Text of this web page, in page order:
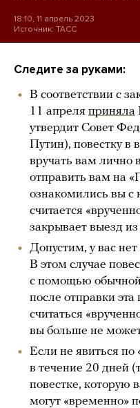
18:10, 11 апрель 2023
Источник: ТАСС
Следите за руками:
В соответствии с
11 апреля приняла
утвердит Совет
Путин), повестку в
вручать вам лично
отправить вам на
ознакомились вы с
считается
закрывает выезд из
Допустим, у вас нет
В этом случае
с помощью
после отправки эта
считаться
вы больше не
Если не явиться по
в течение 20 дней
повестке, которую
могут «временно»